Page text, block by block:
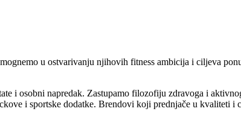
u ostvarivanju njihovih fitness ambicija i ciljeva
i osobni napredak. Zastupamo filozofiju zdravoga i
i sportske dodatke. Brendovi koji prednjače u kvaliteti i